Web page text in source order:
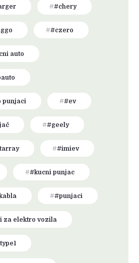
#chery
#czero
auto
punjaci #ev
#geely
#imiev
#kucni punjac
#punjaci
za elektro vozila